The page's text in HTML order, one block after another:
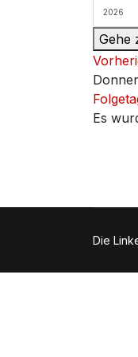
Gehe
Es
Die